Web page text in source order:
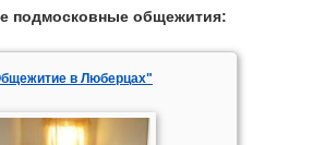
подмосковные общежития:
в Люберцах"